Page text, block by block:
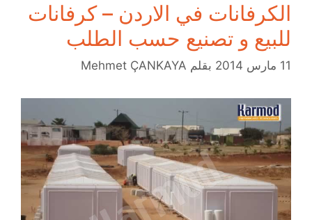
الكرفانات في الاردن – كرفانات
للبيع و تصنيع حسب الطلب
11 مارس 2014 بقلم Mehmet ÇANKAYA